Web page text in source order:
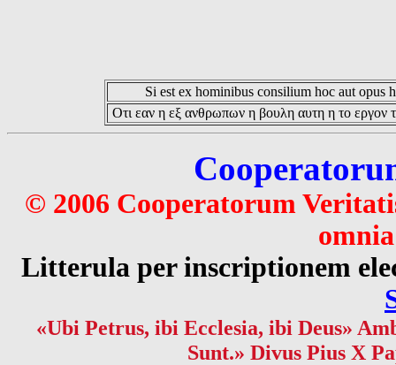
Si est ex hominibus consilium hoc aut opus
Οτι εαν η εξ ανθρωπων η βουλη αυτη η το εργον
© 2006 Cooperatorum
Litterula per inscriptionem
«Ubi Petrus, ibi Ecclesia, ibi Deus»
Sunt.» Divus Pius X